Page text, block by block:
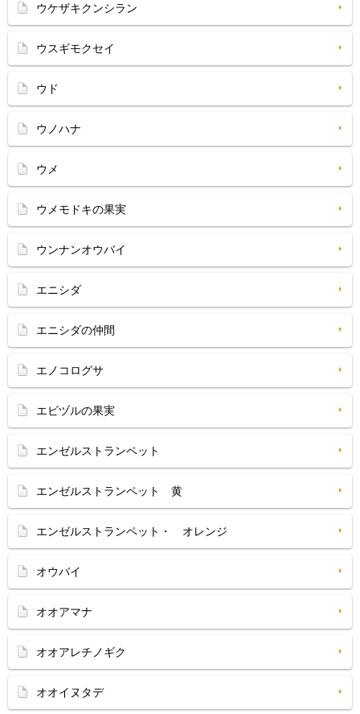
ウケザキクンシラン
ウスギモクセイ
ウド
ウノハナ
ウメ
ウメモドキの果実
ウンナンオウバイ
エニシダ
エニシダの仲間
エノコログサ
エビヅルの果実
エンゼルストランペット
エンゼルストランペット 黄
エンゼルストランペット・ オレンジ
オウバイ
オオアマナ
オオアレチノギク
オオイヌタデ